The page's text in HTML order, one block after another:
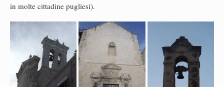
in molte cittadine pugliesi).